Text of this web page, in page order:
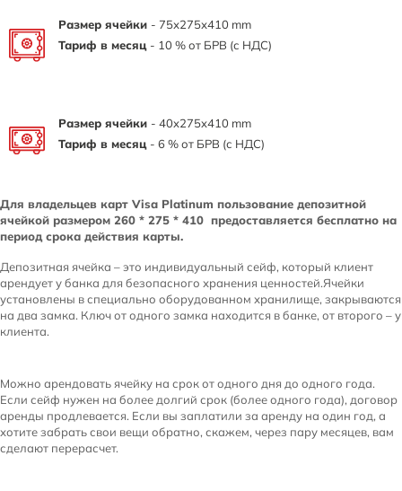
Размер ячейки - 75х275х410 mm
Тариф в месяц - 10 % от БРВ (с НДС)
Размер ячейки - 40x275x410 mm
Тариф в месяц - 6 % от БРВ (с НДС)
Для владельцев карт Visa Platinum пользование депозитной
ячейкой размером 260 * 275 * 410 предоставляется бесплатно на
период срока действия карты.
Депозитная ячейка – это индивидуальный сейф, который клиент
арендует у банка для безопасного хранения ценностей.Ячейки
установлены в специально оборудованном хранилище, закрываются
на два замка. Ключ от одного замка находится в банке, от второго – у
клиента.
Можно арендовать ячейку на срок от одного дня до одного года.
Если сейф нужен на более долгий срок (более одного года), договор
аренды продлевается. Если вы заплатили за аренду на один год, а
хотите забрать свои вещи обратно, скажем, через пару месяцев, вам
сделают перерасчет.